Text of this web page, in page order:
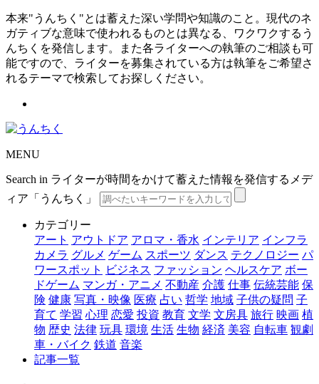
本来"うんちく"とは蓄えた深い学問や知識のこと。現代のネ
ガティブな意味で使われるものとは異なる、ワクワクするう
んちくを発信します。また各ライターへの執筆のご相談も可
能ですので、ライターを募集されている方は執筆をご希望さ
れるテーマで検索してお探しください。
MENU
Search in ライターが時間をかけて蓄えた情報を発信するメデ
ィア「うんちく」
カテゴリー
アート アウトドア アロマ・香水 インテリア インフラ
カメラ グルメ ゲーム スポーツ ダンス テクノロジー パ
ワースポット
ビジネス ファッション ヘルスケア ボー
ドゲーム マンガ・アニメ 不動産 介護 仕事 伝統芸能 保
険 健康 写真・映像 医療 占い 哲学 地域 子供の疑問 子
育て 学習 心理 恋愛 投資 教育 文学 文房具 旅行 映画 植
物 歴史 法律 玩具 環境 生活 生物 経済 美容 自転車 観劇
車・バイク 鉄道 音楽
記事一覧